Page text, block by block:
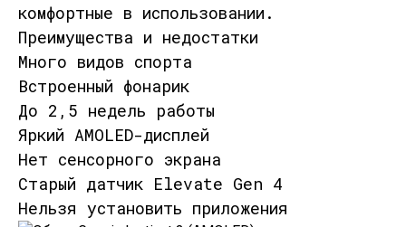
комфортные в использовании.
Преимущества и недостатки
Много видов спорта
Встроенный фонарик
До 2,5 недель работы
Яркий AMOLED-дисплей
Нет сенсорного экрана
Старый датчик Elevate Gen 4
Нельзя установить приложения